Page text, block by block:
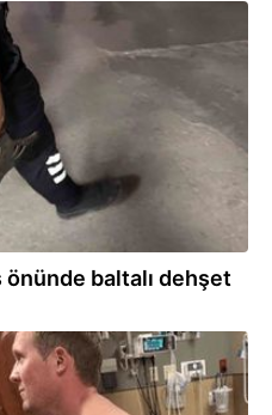
önünde baltalı dehşet